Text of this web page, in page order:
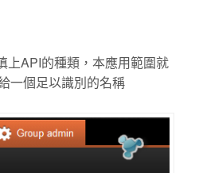
上API的種類，本應用範圍就
一個足以識別的名稱